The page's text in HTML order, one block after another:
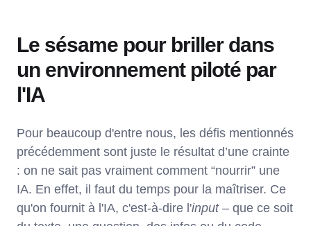
Le sésame pour briller dans
un environnement piloté par
l'IA
Pour beaucoup d'entre nous, les défis mentionnés
précédemment sont juste le résultat d’une crainte
: on ne sait pas vraiment comment “nourrir” une
IA. En effet, il faut du temps pour la maîtriser. Ce
qu'on fournit à l'IA, c'est-à-dire l'input– que ce soit